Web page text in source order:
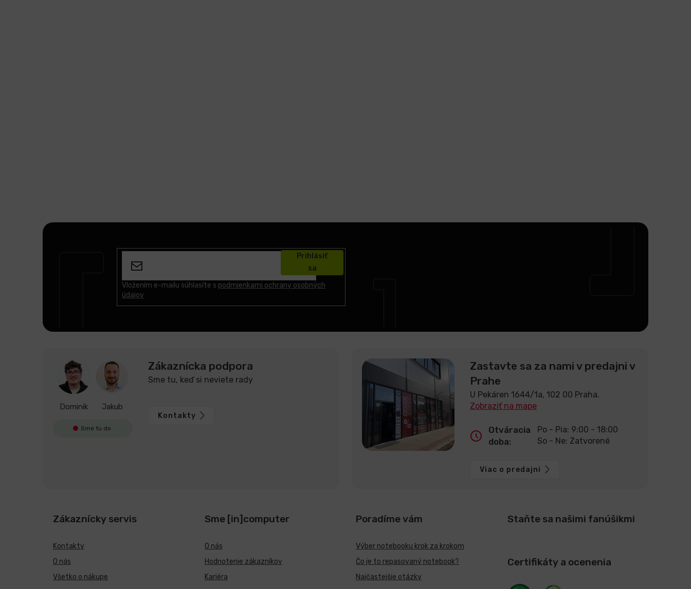
Vložením e-mailu súhlasíte s podmienkami ochrany osobných
údajov
Prihlásiť
sa
Dominik Jakub
Sme tu do
Zákaznícka podpora
Sme tu, keď si neviete rady
Kontakty
Zastavte sa za nami v predajni v
Prahe
U Pekáren 1644/1a, 102 00 Praha.
Zobraziť na mape
Otváracia
doba:
Po - Pia: 9:00 - 18:00
So - Ne: Zatvorené
Viac o predajni
Zákaznícky servis
Kontakty
O nás
Všetko o nákupe
Sme [in]computer
O nás
Hodnotenie zákazníkov
Kariéra
Poradíme vám
Výber notebooku krok za krokom
Čo je to repasovaný notebook?
Najčastejšie otázky
Staňte sa našimi fanúšikmi
Certifikáty a ocenenia